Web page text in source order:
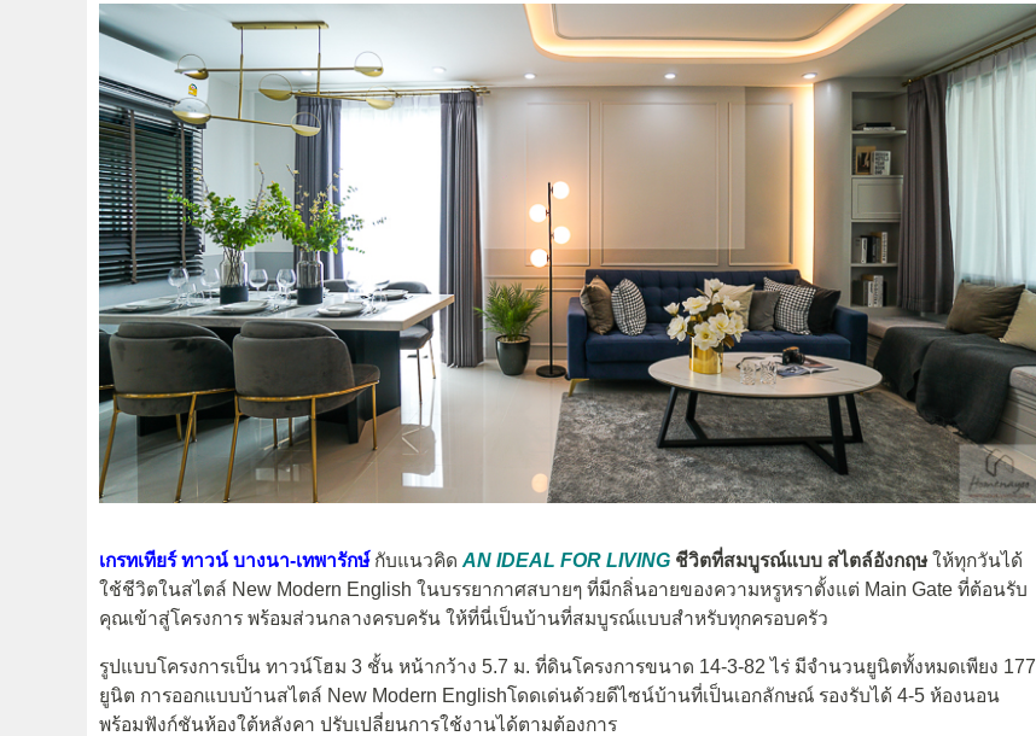
เกรทเทียร์ ทาวน์ บางนา-เทพารักษ์ กับแนวคิด AN IDEAL FOR LIVING ชีวิตที่สมบูรณ์แบบ สไตล์อังกฤษให้ทุกวันได้
ใช้ชีวิตในสไตล์ New Modern English ในบรรยากาศสบายๆ ที่มีกลิ่นอายของความหรูหราตั้งแต่ Main Gate ที่ต้อนรับ
คุณเข้าสู่โครงการ พร้อมส่วนกลางครบครัน ให้ที่นี่เป็นบ้านที่สมบูรณ์แบบสำหรับทุกครอบครัว
รูปแบบโครงการเป็น ทาวน์โฮม 3 ชั้น หน้ากว้าง 5.7 ม. ที่ดินโครงการขนาด 14-3-82 ไร่ มีจำนวนยูนิตทั้งหมดเพียง 177
ยูนิต การออกแบบบ้านสไตล์ New Modern Englishโดดเด่นด้วยดีไซน์บ้านที่เป็นเอกลักษณ์ รองรับได้ 4-5 ห้องนอน
พร้อมฟังก์ชันห้องใต้หลังคา ปรับเปลี่ยนการใช้งานได้ตามต้องการ